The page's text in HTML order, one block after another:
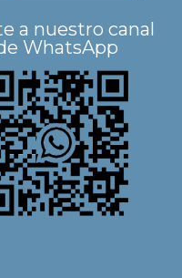
a nuestro canal
WhatsApp